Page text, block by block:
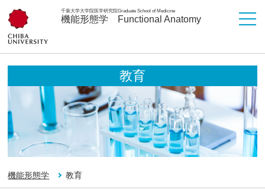
千葉大学大学院医学研究院
機能形態学
Graduate School of Medicine
Functional Anatomy
教育
機能形態学 教育